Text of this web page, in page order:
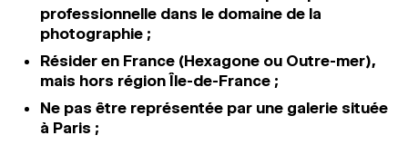
professionnelle dans le domaine de la
photographie ;
Résider en France (Hexagone ou Outre-mer),
mais hors région Île-de-France ;
Ne pas être représentée par une galerie située
à Paris ;